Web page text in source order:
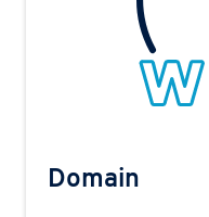
Domain